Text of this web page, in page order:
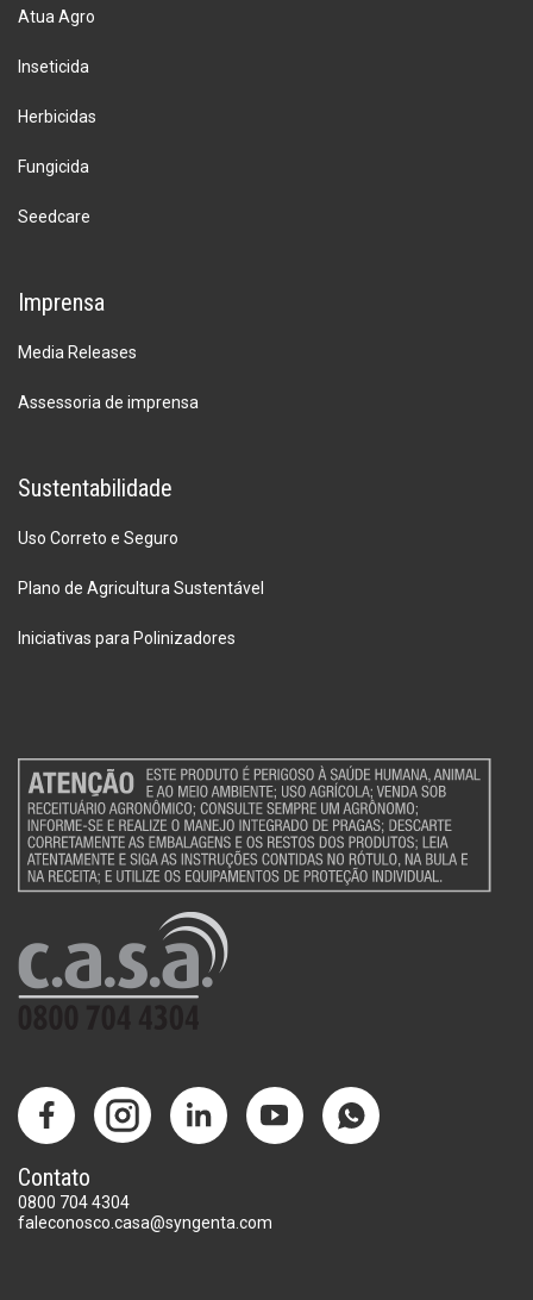
Atua Agro
Inseticida
Herbicidas
Fungicida
Seedcare
Imprensa
Media Releases
Assessoria de imprensa
Sustentabilidade
Uso Correto e Seguro
Plano de Agricultura Sustentável
Iniciativas para Polinizadores
Contato
0800 704 4304
faleconosco.casa@syngenta.com